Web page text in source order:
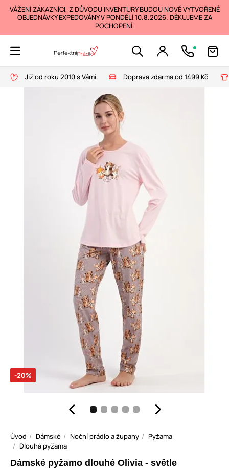
VÁŽENÍ ZÁKAZNÍCI, Z DŮVODU INVENTURY BUDOU NOVĚ VYTVOŘENÉ
OBJEDNÁVKY EXPEDOVÁNY V PONDĚLÍ 10.8.2026. DĚKUJEME ZA
POCHOPENÍ.
Již od roku 2010 s Vámi Doprava zdarma od 1499 Kč
-20%
Úvod Dámské Noční prádlo a župany
Pyžama
Dlouhá pyžama
Dámské pyžamo dlouhé Olivia - světle